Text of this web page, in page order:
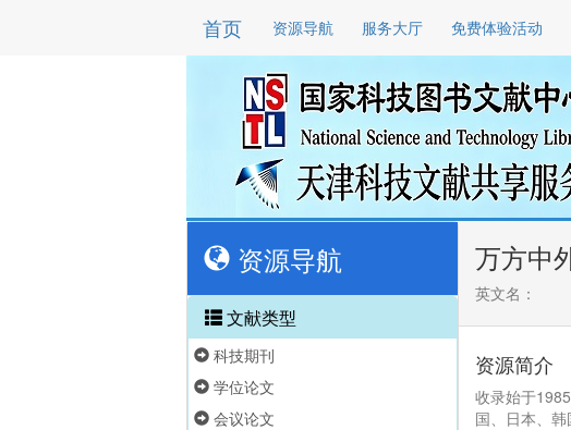
首页 资源导航 服务大厅 免费体验活动
资源导航
文献类型
科技期刊
学位论文
会议论文
万方中
英文名：
资源简介
收录始于
国、日本、